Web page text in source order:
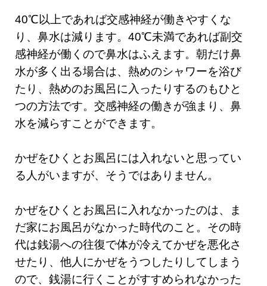
40℃以上であれば交感神経が働きやすくな
り、鼻水は減ります。40℃未満であれば副交
感神経が働くので鼻水はふえます。朝だけ鼻
水が多く出る場合は、熱めのシャワーを浴び
たり、熱めのお風呂に入ったりするのもひと
つの方法です。交感神経の働きが強まり、鼻
水を減らすことができます。
かぜをひくとお風呂には入れないと思ってい
る人がいますが、そうではありません。
かぜをひくとお風呂に入れなかったのは、ま
だ家にお風呂がなかった時代のこと。その時
代は銭湯への往復で体が冷えてかぜを悪化さ
せたり、他人にかぜをうつしたりしてしまう
ので、銭湯に行くことがすすめられなかった